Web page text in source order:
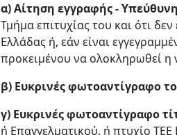
α) Αίτηση εγγραφής -
Τμήμα επιτυχίας του και ότι
Ελλάδας ή, εάν είναι
προκειμένου να ολοκληρωθεί η
β) Ευκρινές φωτοαντίγραφο
γ) Ευκρινές φωτοαντίγραφο
ή Επαγγελματικού, ή πτυχίο